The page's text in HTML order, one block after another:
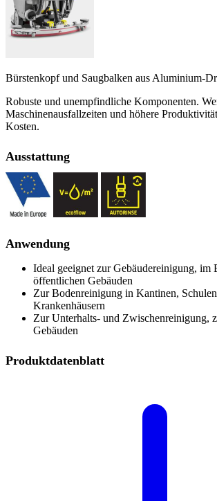
Bürstenkopf und Saugbalken aus Aluminium-
Robuste und unempfindliche Komponenten.
Maschinenausfallzeiten und höhere
Kosten.
Ausstattung
Anwendung
Ideal geeignet zur Gebäudereinigung, im
öffentlichen Gebäuden
Zur Bodenreinigung in Kantinen,
Krankenhäusern
Zur Unterhalts- und Zwischenreinigung,
Gebäuden
Produktdatenblatt